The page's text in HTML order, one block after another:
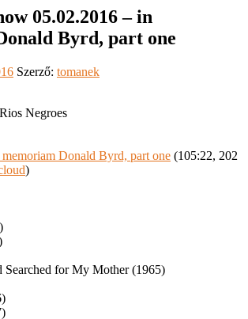
05.02.2016 – in
Byrd, part one
Szerző: tomanek
Negroes
Donald Byrd, part one (105:22, 202
)
Searched for My Mother (1965)